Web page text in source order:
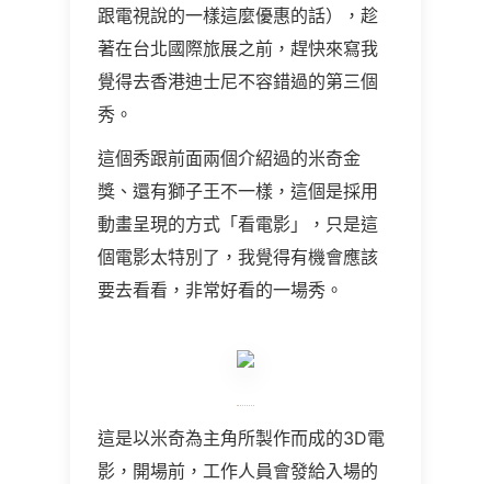
跟電視說的一樣這麼優惠的話），趁
著在台北國際旅展之前，趕快來寫我
覺得去香港迪士尼不容錯過的第三個
秀。
這個秀跟前面兩個介紹過的米奇金
獎、還有獅子王不一樣，這個是採用
動畫呈現的方式「看電影」，只是這
個電影太特別了，我覺得有機會應該
要去看看，非常好看的一場秀。
這是以米奇為主角所製作而成的3D電
影，開場前，工作人員會發給入場的